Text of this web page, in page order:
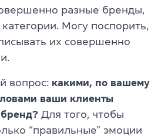
разные бренды,
Могу поспорить,
их совершенно
вопрос: какими, по вашему
ваши клиенты
Для того, чтобы
“правильные” эмоции